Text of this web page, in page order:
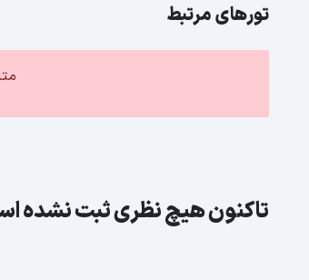
تورهای مرتبط
تاکنون هیچ نظری ثبت نشده